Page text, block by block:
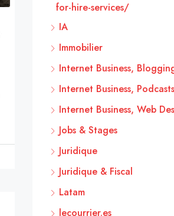
for-hire-services/
IA
Immobilier
Internet Business,
Internet Business, Podcasts
Internet Business, Web
Jobs & Stages
Juridique
Juridique & Fiscal
Latam
lecourrier.es